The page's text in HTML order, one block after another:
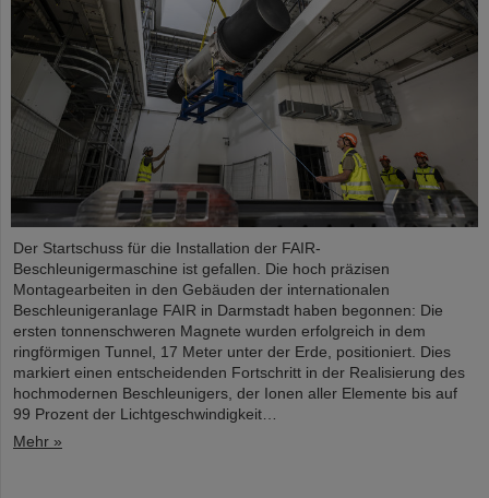
Der Startschuss für die Installation der FAIR-
Beschleunigermaschine ist gefallen. Die hoch präzisen
Montagearbeiten in den Gebäuden der internationalen
Beschleunigeranlage FAIR in Darmstadt haben begonnen: Die
ersten tonnenschweren Magnete wurden erfolgreich in dem
ringförmigen Tunnel, 17 Meter unter der Erde, positioniert. Dies
markiert einen entscheidenden Fortschritt in der Realisierung des
hochmodernen Beschleunigers, der Ionen aller Elemente bis auf
99 Prozent der Lichtgeschwindigkeit…
Mehr »